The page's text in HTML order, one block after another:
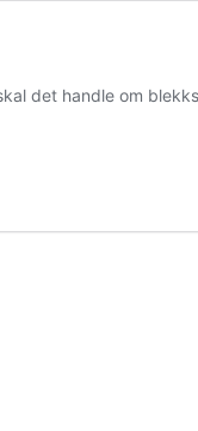
det handle om